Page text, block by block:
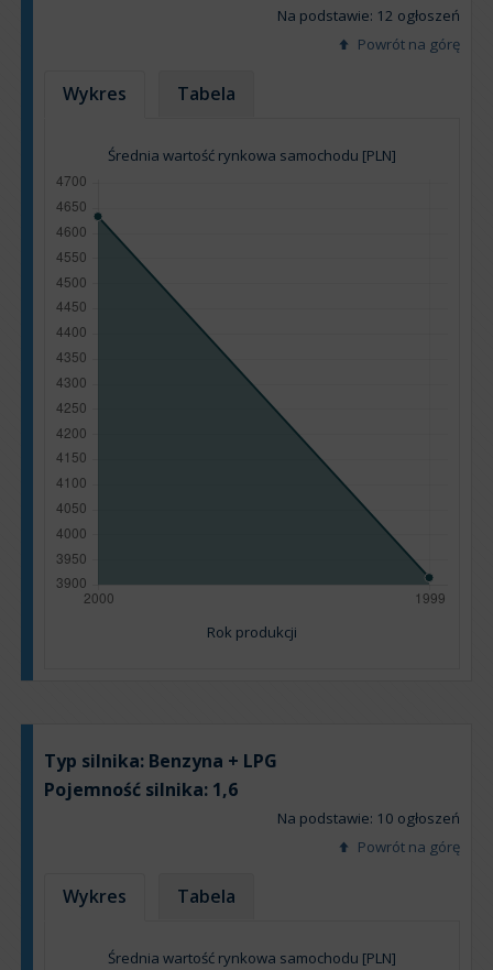
Na podstawie: 12 ogłoszeń
Powrót na górę
Wykres Tabela
Średnia wartość rynkowa samochodu [PLN]
Rok produkcji
Typ silnika: Benzyna + LPG
Pojemność silnika: 1,6
Na podstawie: 10 ogłoszeń
Powrót na górę
Wykres Tabela
Średnia wartość rynkowa samochodu [PLN]